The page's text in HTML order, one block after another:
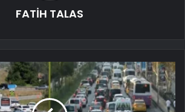
FATİH TALAS